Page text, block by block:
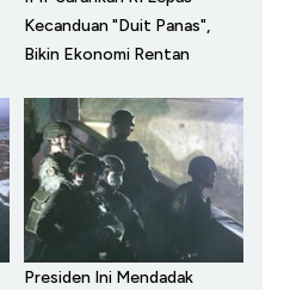
Kecanduan "Duit Panas",
Bikin Ekonomi Rentan
Presiden Ini Mendadak